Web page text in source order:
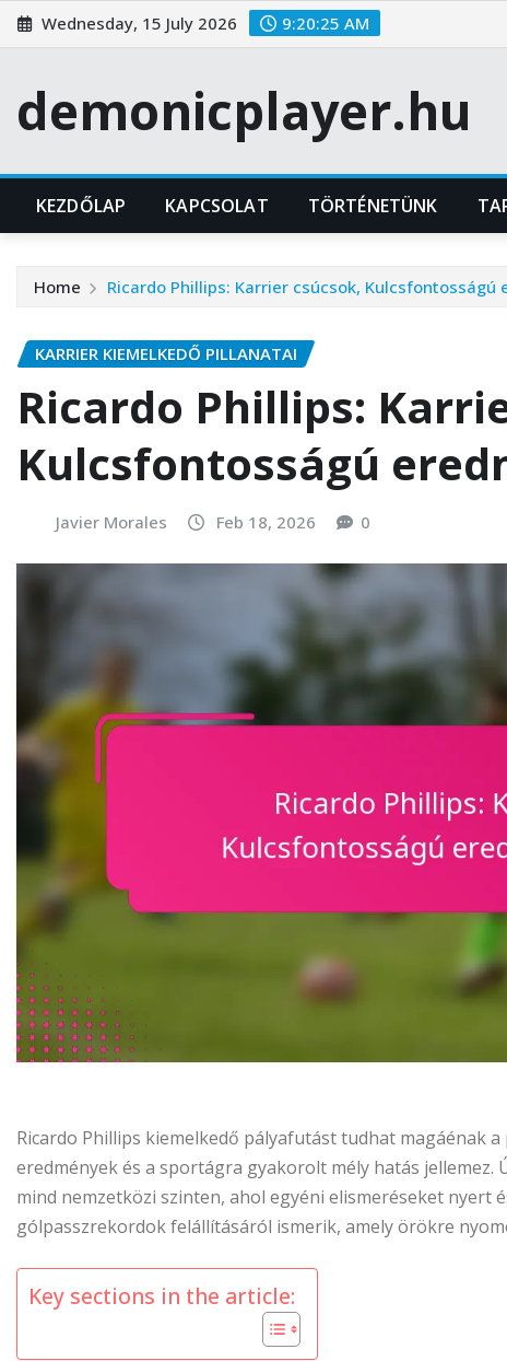
Skip
to
Wednesday, 15 July 2026 9:20:26 AM
demonicplayer.hu
KEZDŐLAP KAPCSOLAT TÖRTÉNETÜNK
Home Ricardo Phillips: Karrier csúcsok, Kulcsfontosságú
KARRIER KIEMELKEDŐ PILLANATAI
Ricardo Phillips:
Kulcsfontosságú
Javier Morales Feb 18, 2026 0
Ricardo Phillips kiemelkedő pályafutást tudhat magáénak
eredmények és a sportágra gyakorolt mély hatás
mind nemzetközi szinten, ahol egyéni elismeréseket nyert
gólpasszrekordok felállításáról ismerik, amely örökre
Key sections in the article: